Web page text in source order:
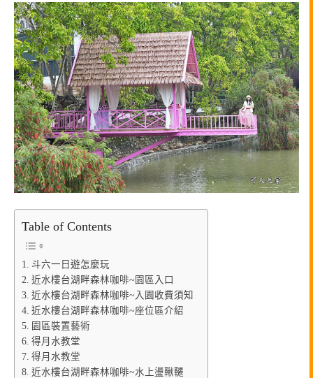
Table of Contents
斗六一日遊怎麼玩
近水樓台湖畔森林咖啡~園區入口
近水樓台湖畔森林咖啡~入園收費須知
近水樓台湖畔森林咖啡~座位區介紹
園區裝置藝術
得月水教堂
得月水教堂
近水樓台湖畔森林咖啡~水上盪鞦韆